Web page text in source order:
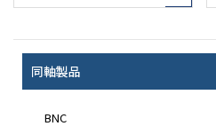
同軸製品
BNC